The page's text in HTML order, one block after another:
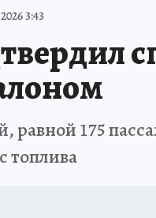
АФИША
3:43
равной 175
топлива